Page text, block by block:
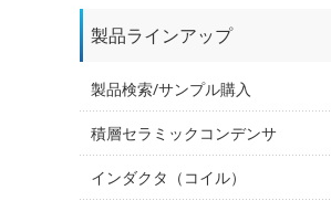
製品ラインアップ
製品検索/サンプル購入
積層セラミックコンデンサ
インダクタ（コイル）